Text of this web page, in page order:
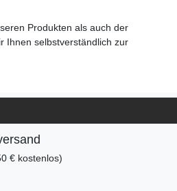
Produkten als auch der
Ihnen selbstverständlich zur
€ kostenlos)